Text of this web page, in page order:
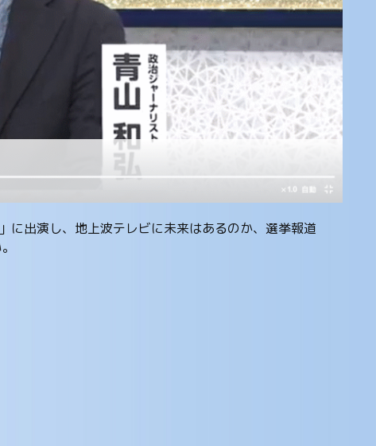
出演し、地上波テレビに未来はあるのか、選挙報道